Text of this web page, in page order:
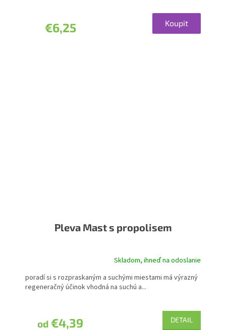
hviezdičiek.€6,25 Koupit
Pleva Mast s propolisem
produktu
je
Skladom, ihneď na odoslanie
od €4,39 DETAIL
poradí si s rozpraskaným a suchými miestami má výrazný
regeneračný účinok vhodná na suchú a...